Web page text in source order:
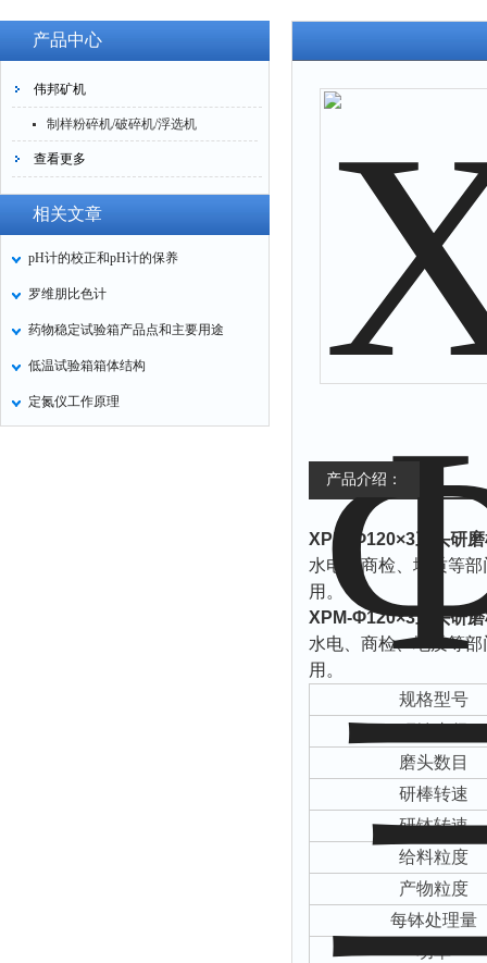
产品中心
伟邦矿机
制样粉碎机/破碎机/浮选机
查看更多
相关文章
pH计的校正和pH计的保养
罗维朋比色计
药物稳定试验箱产品点和主要用途
低温试验箱箱体结构
定氮仪工作原理
产品介绍：
XPM-Φ120×3三头研
水电、商检、地质等
用。
XPM-Φ120×3三头研
水电、商检、地质等
用。
规格型号
磨头数目
研棒转速
研钵转速
给料粒度
产物粒度
每钵处理量
功率